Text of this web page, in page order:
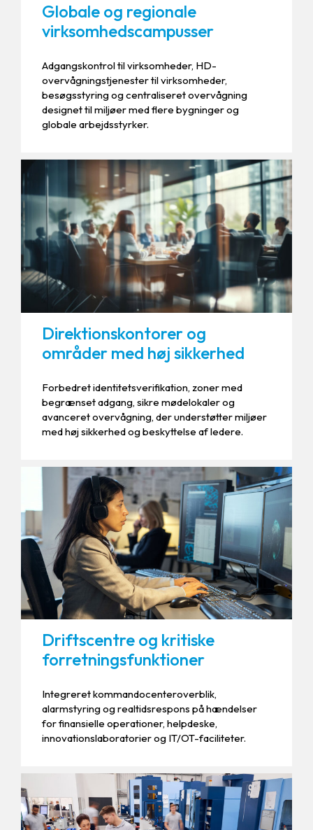
Globale og regionale
virksomhedscampusser
Adgangskontrol til virksomheder, HD-
overvågningstjenester til virksomheder,
besøgsstyring og centraliseret overvågning
designet til miljøer med flere bygninger og
globale arbejdsstyrker.
Direktionskontorer og
områder med høj sikkerhed
Forbedret identitetsverifikation, zoner med
begrænset adgang, sikre mødelokaler og
avanceret overvågning, der understøtter miljøer
med høj sikkerhed og beskyttelse af ledere.
Driftscentre og kritiske
forretningsfunktioner
Integreret kommandocenteroverblik,
alarmstyring og realtidsrespons på hændelser
for finansielle operationer, helpdeske,
innovationslaboratorier og IT/OT-faciliteter.